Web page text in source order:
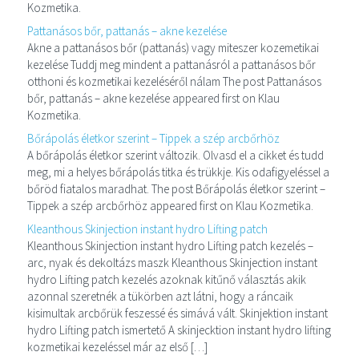
Kozmetika.
Pattanásos bőr, pattanás – akne kezelése
Akne a pattanásos bőr (pattanás) vagy miteszer kozemetikai
kezelése Tuddj meg mindent a pattanásról a pattanásos bőr
otthoni és kozmetikai kezeléséről nálam The post Pattanásos
bőr, pattanás – akne kezelése appeared first on Klau
Kozmetika.
Bőrápolás életkor szerint – Tippek a szép arcbőrhöz
A bőrápolás életkor szerint változik. Olvasd el a cikket és tudd
meg, mi a helyes bőrápolás titka és trükkje. Kis odafigyeléssel a
bőröd fiatalos maradhat. The post Bőrápolás életkor szerint –
Tippek a szép arcbőrhöz appeared first on Klau Kozmetika.
Kleanthous Skinjection instant hydro Lifting patch
Kleanthous Skinjection instant hydro Lifting patch kezelés –
arc, nyak és dekoltázs maszk Kleanthous Skinjection instant
hydro Lifting patch kezelés azoknak kitűnő választás akik
azonnal szeretnék a tükörben azt látni, hogy a ráncaik
kisimultak arcbőrük feszessé és simává vált. Skinjektion instant
hydro Lifting patch ismertető A skinjecktion instant hydro lifting
kozmetikai kezeléssel már az első […]